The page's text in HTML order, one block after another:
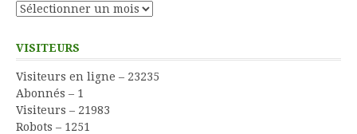
Archives
VISITEURS
Visiteurs en ligne – 23235
Abonnés – 1
Visiteurs – 21983
Robots – 1251